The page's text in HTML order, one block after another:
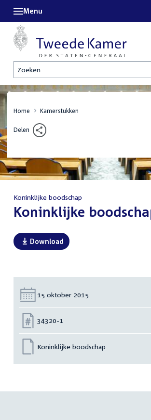
Zoeken
Menu
Home Kamerstukken
Delen
Koninklijke boodschap
:Koninklijke
Download
Datum:
15 oktober 2015
Nummer:
34320-1
Koninklijke boodschap